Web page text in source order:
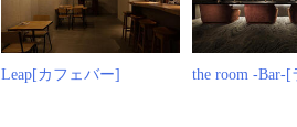
Leap[カフェバー] the room -Bar-[